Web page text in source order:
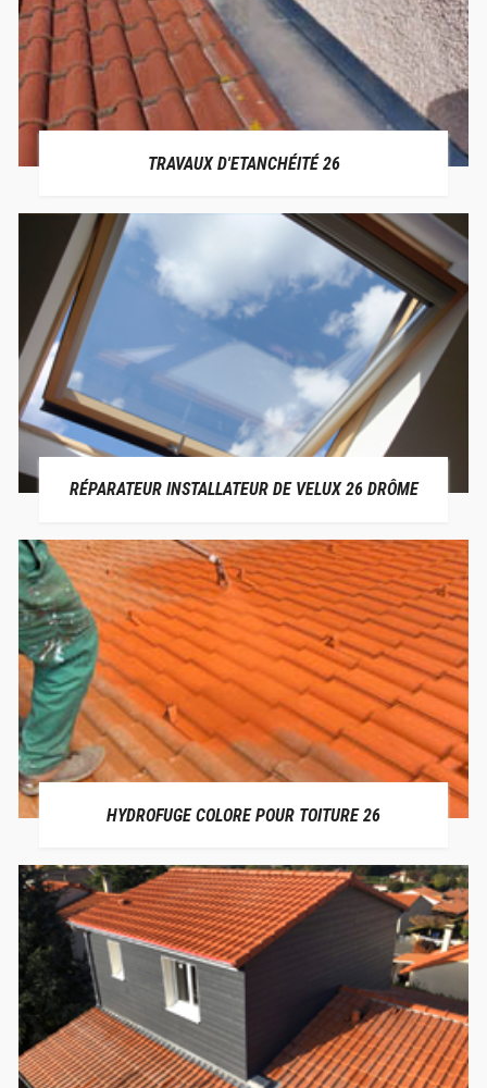
TRAVAUX D'ETANCHÉITÉ 26
RÉPARATEUR INSTALLATEUR DE VELUX 26 DRÔME
HYDROFUGE COLORE POUR TOITURE 26